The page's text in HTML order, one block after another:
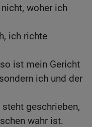
woher ich
ich richte
ist mein Gericht
ich und der
geschrieben,
wahr ist.